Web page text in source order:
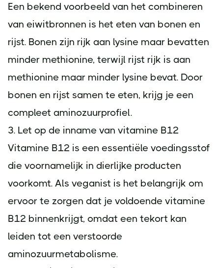
Een bekend voorbeeld van het combineren
van eiwitbronnen is het eten van bonen en
rijst. Bonen zijn rijk aan lysine maar bevatten
minder methionine, terwijl rijst rijk is aan
methionine maar minder lysine bevat. Door
bonen en rijst samen te eten, krijg je een
compleet aminozuurprofiel.
3. Let op de inname van vitamine B12
Vitamine B12 is een essentiële voedingsstof
die voornamelijk in dierlijke producten
voorkomt. Als veganist is het belangrijk om
ervoor te zorgen dat je voldoende vitamine
B12 binnenkrijgt, omdat een tekort kan
leiden tot een verstoorde
aminozuurmetabolisme.